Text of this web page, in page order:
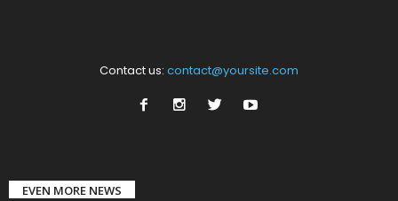
Contact us: contact@yoursite.com
EVEN MORE NEWS